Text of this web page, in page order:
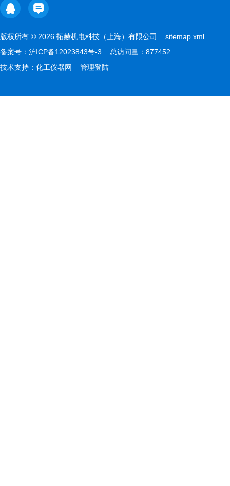
版权所有 © 2026 拓赫机电科技（上海）有限公司 sitemap.xml
备案号： 沪ICP备12023843号-3 总访问量：877452
技术支持： 化工仪器网 管理登陆